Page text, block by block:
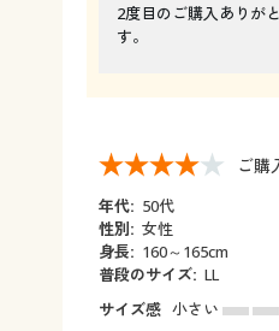
2度目のご購入ありが
す。
ご購
年代: 50代
性別: 女性
身長: 160～165cm
普段のサイズ: LL
サイズ感 小さい